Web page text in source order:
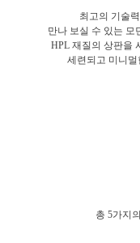
최고의 기술
만나 보실 수 있는 모
HPL 재질의 상판을
세련되고 미니
총 5가지